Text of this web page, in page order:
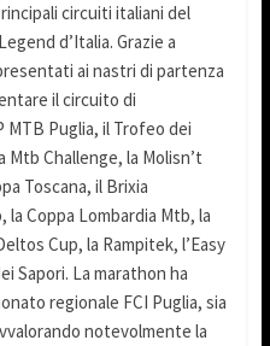
circuiti italiani del
d’Italia. Grazie a
ai nastri di partenza
il circuito di
MTB Puglia, il Trofeo dei
Mtb Challenge, la Molisn’t
Toscana, il Brixia
la Coppa Lombardia Mtb, la
Cup, la Rampitek, l’Easy
Sapori. La marathon ha
regionale FCI Puglia, sia
notevolmente la